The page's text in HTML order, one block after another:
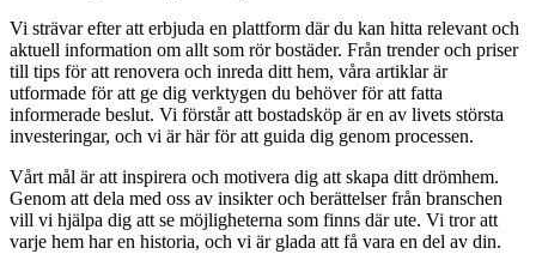
Vi strävar efter att erbjuda en plattform där du kan hitta relevant och
aktuell information om allt som rör bostäder. Från trender och priser
till tips för att renovera och inreda ditt hem, våra artiklar är
utformade för att ge dig verktygen du behöver för att fatta
informerade beslut. Vi förstår att bostadsköp är en av livets största
investeringar, och vi är här för att guida dig genom processen.
Vårt mål är att inspirera och motivera dig att skapa ditt drömhem.
Genom att dela med oss av insikter och berättelser från branschen
vill vi hjälpa dig att se möjligheterna som finns där ute. Vi tror att
varje hem har en historia, och vi är glada att få vara en del av din.